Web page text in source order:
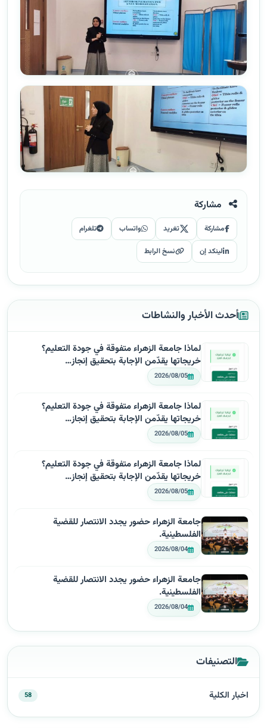
مشاركة
مشاركة تغريد واتساب تلغرام
لينكد إن نسخ الرابط
أحدث الأخبار والنشاطات
لماذا جامعة الزهراء متفوقة في جودة التعليم؟
خريجاتها يقدّمن الإجابة بتحقيق إنجاز…
2026/08/05
لماذا جامعة الزهراء متفوقة في جودة التعليم؟
خريجاتها يقدّمن الإجابة بتحقيق إنجاز…
2026/08/05
لماذا جامعة الزهراء متفوقة في جودة التعليم؟
خريجاتها يقدّمن الإجابة بتحقيق إنجاز…
2026/08/05
جامعة الزهراء حضور يجدد الانتصار للقضية
الفلسطينية.
2026/08/04
جامعة الزهراء حضور يجدد الانتصار للقضية
الفلسطينية.
2026/08/04
التصنيفات
اخبار الكلية 58